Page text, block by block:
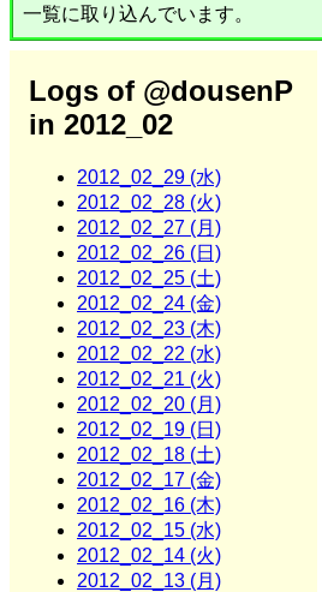
一覧に取り込んでいます。
Logs of @dousenP
in 2012_02
2012_02_29 (水)
2012_02_28 (火)
2012_02_27 (月)
2012_02_26 (日)
2012_02_25 (土)
2012_02_24 (金)
2012_02_23 (木)
2012_02_22 (水)
2012_02_21 (火)
2012_02_20 (月)
2012_02_19 (日)
2012_02_18 (土)
2012_02_17 (金)
2012_02_16 (木)
2012_02_15 (水)
2012_02_14 (火)
2012_02_13 (月)